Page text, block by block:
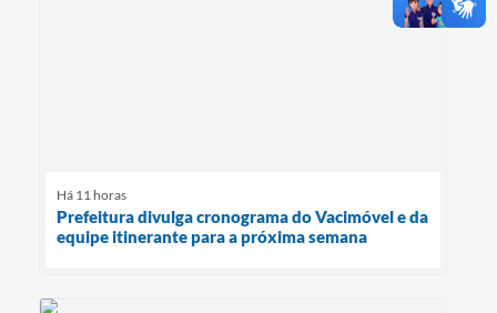
Há 11 horas
Prefeitura divulga cronograma do Vacimóvel e da
equipe itinerante para a próxima semana